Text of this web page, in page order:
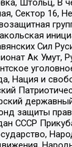
Сектор 16,
Сил
Ак Умут,
Нация и
защиты
СССР